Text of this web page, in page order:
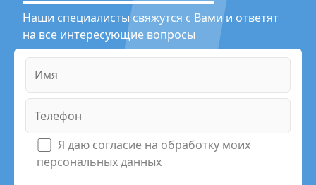
Наши специалисты свяжутся с Вами и ответят
на все интересующие вопросы
Я даю согласие на обработку моих
персональных данных